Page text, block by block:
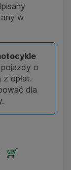
w
o
opłat.
dla